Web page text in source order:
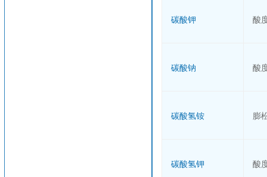
碳酸钾 酸
碳酸钠 酸
碳酸氢铵 膨
碳酸氢钾 酸